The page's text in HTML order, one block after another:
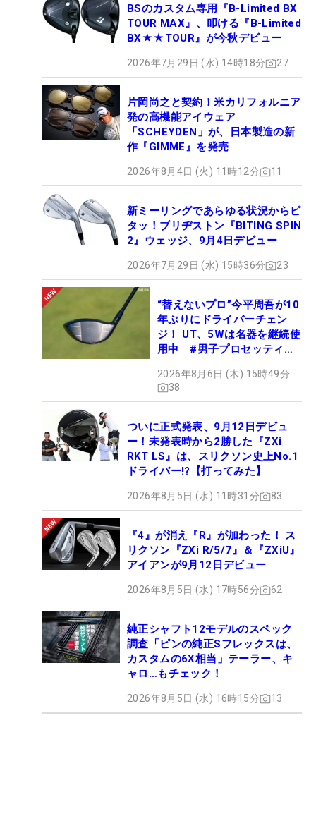
BSのカスタム専用『B-Limited BX
TOUR MAX』、叩ける『B-Limited
BX★★TOUR』が今秋デビュー
2026年7月29日 (水) 14時18分 27
片岡尚之と契約！米カリフォルニア
発の高機能アイウェア
「SCHEYDEN」が、日本製造の新
作『GIMME』を発売
2026年8月4日 (火) 11時12分 11
新ミーリングであらゆる状況からピ
タッ！ブリヂストン『BITING SPIN
2』ウェッジ、9月4日デビュー
2026年7月29日 (水) 15時36分 23
“替えないプロ”今平周吾が10
年ぶりにドライバーチェン
ジ！ UT、5Wは名器を継続使
用中 #男子プロセッティン
2026年8月6日 (木) 15時49分
38
ついに正式発表、9月12日デビュ
ー！未発表時から2勝した『ZXi
RKT LS』は、スリクソン史上No.1
ドライバー!?【打ってみた】
2026年8月5日 (水) 11時31分 83
『4』が消え『R』が加わった！ ス
リクソン『ZXi R/5/7』＆『ZXiU』
アイアンが9月12日デビュー
2026年8月5日 (水) 17時56分 62
純正シャフト12モデルのスペック
調査「ピンの純正Sフレックスは、
カスタムの6X相当」テーラー、キ
ャロ…もチェック！
2026年8月5日 (水) 16時15分 13